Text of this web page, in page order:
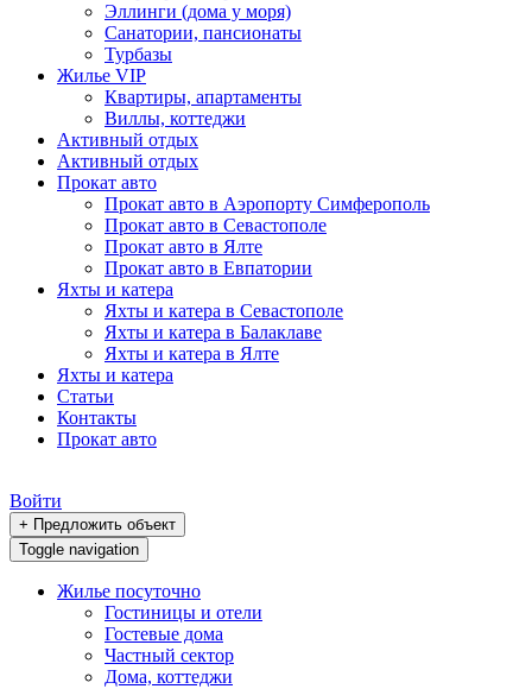
Эллинги (дома у моря)
Санатории, пансионаты
Турбазы
Жилье VIP
Квартиры, апартаменты
Виллы, коттеджи
Активный отдых
Активный отдых
Прокат авто
Прокат авто в Аэропорту Симферополь
Прокат авто в Севастополе
Прокат авто в Ялте
Прокат авто в Евпатории
Яхты и катера
Яхты и катера в Севастополе
Яхты и катера в Балаклаве
Яхты и катера в Ялте
Яхты и катера
Статьи
Контакты
Прокат авто
Войти
+ Предложить объект
Toggle navigation
Жилье посуточно
Гостиницы и отели
Гостевые дома
Частный сектор
Дома, коттеджи